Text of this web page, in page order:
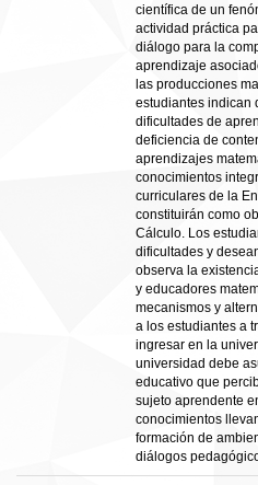
científica de un
actividad práctica
diálogo para la
aprendizaje
las producciones
estudiantes indican
dificultades de
deficiencia de
aprendizajes
conocimientos
curriculares de la
constituirán como
Cálculo. Los
dificultades y
observa la
y educadores
mecanismos y
a los estudiantes a
ingresar en la
universidad debe
educativo que
sujeto aprendente
conocimientos
formación de
diálogos